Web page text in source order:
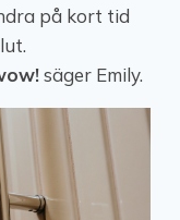
på kort tid
säger Emily.